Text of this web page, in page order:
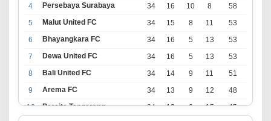
4
Persebaya Surabaya 34 16 10 8
58
5
Malut United FC 34 15 8 11
53
6
Bhayangkara FC 34 16 5 13
53
7
Dewa United FC 34 16 5 13
53
8
Bali United FC 34 14 9 11
51
9
Arema FC 34 13 9 12
48
10
Persita Tangerang 34 13 6 15
45